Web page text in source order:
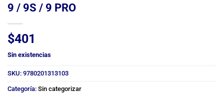
9 / 9S / 9 PRO
$401
Sin existencias
SKU: 9780201313103
Categoría: Sin categorizar